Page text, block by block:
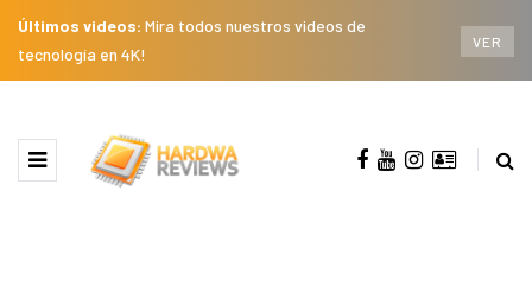
Últimos videos: Mira todos nuestros videos de
tecnología en 4K!
VER